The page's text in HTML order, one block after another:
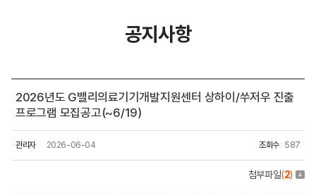
공지사항
2026년도 G밸리의료기기개발지원센터 상하이/쑤저우 진출
프로그램 모집공고(~6/19)
관리자 2026-06-04 조회수 587
첨부파일(2)